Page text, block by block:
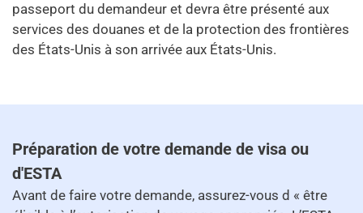
passeport du demandeur et devra être présenté aux
services des douanes et de la protection des frontières
des États-Unis à son arrivée aux États-Unis.
Préparation de votre demande de visa ou
d'ESTA
Avant de faire votre demande, assurez-vous d « être